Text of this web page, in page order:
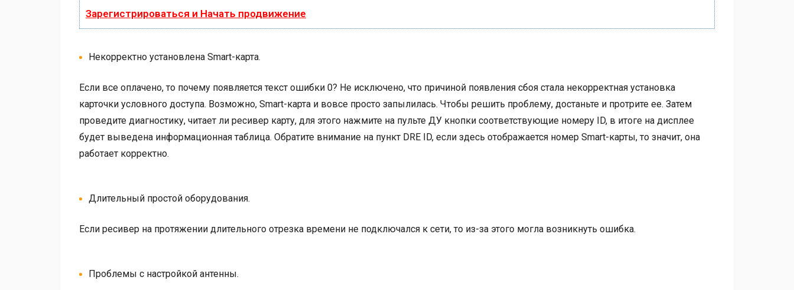
Зарегистрироваться и Начать продвижение
Некорректно установлена Smart-карта.
Если все оплачено, то почему появляется текст ошибки 0? Не исключено, что причиной появления сбоя стала некорректная установка
карточки условного доступа. Возможно, Smart-карта и вовсе просто запылилась. Чтобы решить проблему, достаньте и протрите ее. Затем
проведите диагностику, читает ли ресивер карту, для этого нажмите на пульте ДУ кнопки соответствующие номеру ID, в итоге на дисплее
будет выведена информационная таблица. Обратите внимание на пункт DRE ID, если здесь отображается номер Smart-карты, то значит, она
работает корректно.
Длительный простой оборудования.
Если ресивер на протяжении длительного отрезка времени не подключался к сети, то из-за этого могла возникнуть ошибка.
Проблемы с настройкой антенны.